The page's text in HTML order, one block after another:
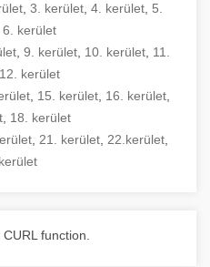
3. kerület 4. kerület 5.
6. kerület
, 9. kerület, 10. kerület, 11.
12. kerület
15. kerület 16. kerület
18. kerület
21. kerület 22.kerület
function.